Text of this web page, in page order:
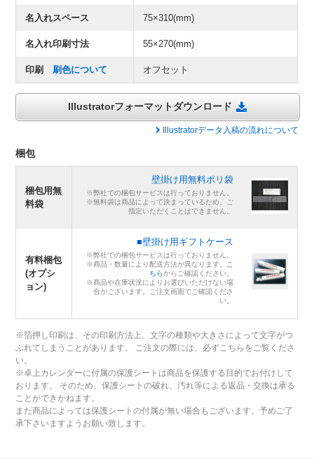
名入れスペース 75×310(mm)
名入れ印刷寸法 55×270(mm)
印刷 刷色について オフセット
Illustratorフォーマットダウンロード
Illustratorデータ入稿の流れについて
梱包
梱包用無
料袋
壁掛け用無料ポリ袋
※弊社での梱包サービスは行っておりません。
※無料袋は商品によって決まっているため、ご
指定いただくことはできません。
有料梱包
(オプシ
ョン)
■壁掛け用ギフトケース
※弊社での梱包サービスは行っておりません。
※商品・数量により配送方法が異なります。
こ
ちらからご確認ください。
※商品や在庫状況によりお選びいただけない場
合がございます。ご注文画面でご確認くださ
い。
※箔押し印刷は、その印刷方法上、文字の種類や大きさによって文字がつ
ぶれてしまうことがあります。 ご注文の際には、必ずこちらをご覧くださ
い。
※卓上カレンダーに付属の保護シートは商品を保護する目的でお付けして
おります。 そのため、保護シートの破れ、汚れ等による返品・交換は承る
ことができかねます。
また商品によっては保護シートの付属が無い場合もございます。予めご了
承下さいますようお願い致します。